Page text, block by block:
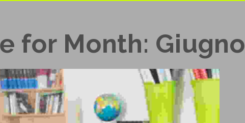
for Month: Giugno